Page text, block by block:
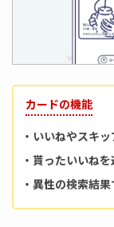
カードの機能
・いいねやスキ
・貰ったいいね
・異性の検索結